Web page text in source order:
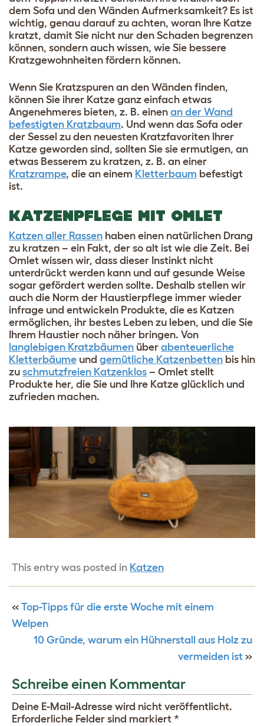
dem Sofa und den Wänden Aufmerksamkeit? Es ist
wichtig, genau darauf zu achten, woran Ihre Katze
kratzt, damit Sie nicht nur den Schaden begrenzen
können, sondern auch wissen, wie Sie bessere
Kratzgewohnheiten fördern können.
Wenn Sie Kratzspuren an den Wänden finden,
können Sie ihrer Katze ganz einfach etwas
Angenehmeres bieten, z. B. einen an der Wand
befestigten Kratzbaum. Und wenn das Sofa oder
der Sessel zu den neuesten Kratzfavoriten Ihrer
Katze geworden sind, sollten Sie sie ermutigen, an
etwas Besserem zu kratzen, z. B. an einer
Kratzrampe, die an einem Kletterbaum befestigt
ist.
KATZENPFLEGE MIT OMLET
Katzen aller Rassen haben einen natürlichen Drang
zu kratzen – ein Fakt, der so alt ist wie die Zeit. Bei
Omlet wissen wir, dass dieser Instinkt nicht
unterdrückt werden kann und auf gesunde Weise
sogar gefördert werden sollte. Deshalb stellen wir
auch die Norm der Haustierpflege immer wieder
infrage und entwickeln Produkte, die es Katzen
ermöglichen, ihr bestes Leben zu leben, und die Sie
Ihrem Haustier noch näher bringen. Von
langlebigen Kratzbäumen über abenteuerliche
Kletterbäume und gemütliche Katzenbetten bis hin
zu schmutzfreien Katzenklos – Omlet stellt
Produkte her, die Sie und Ihre Katze glücklich und
zufrieden machen.
This entry was posted in Katzen
« Top-Tipps für die erste Woche mit einem
Welpen
10 Gründe, warum ein Hühnerstall aus Holz zu
vermeiden ist »
Schreibe einen Kommentar
Deine E-Mail-Adresse wird nicht veröffentlicht.
Erforderliche Felder sind markiert *